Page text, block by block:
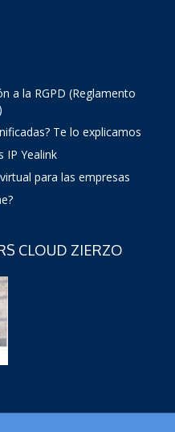
a la RGPD (Reglamento
Te lo explicamos
IP Yealink
para las empresas
CLOUD ZIERZO